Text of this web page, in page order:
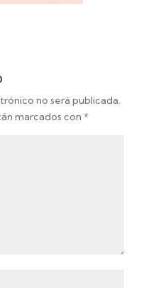
no será publicada.
marcados con *